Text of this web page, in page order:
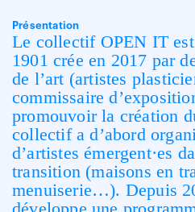
Présentation
Le collectif OPEN IT
1901 crée en 2017 par
de l’art (artistes
commissaire
promouvoir la création
collectif a d’abord
d’artistes émergent·es
transition (maisons en
menuiserie…). Depuis